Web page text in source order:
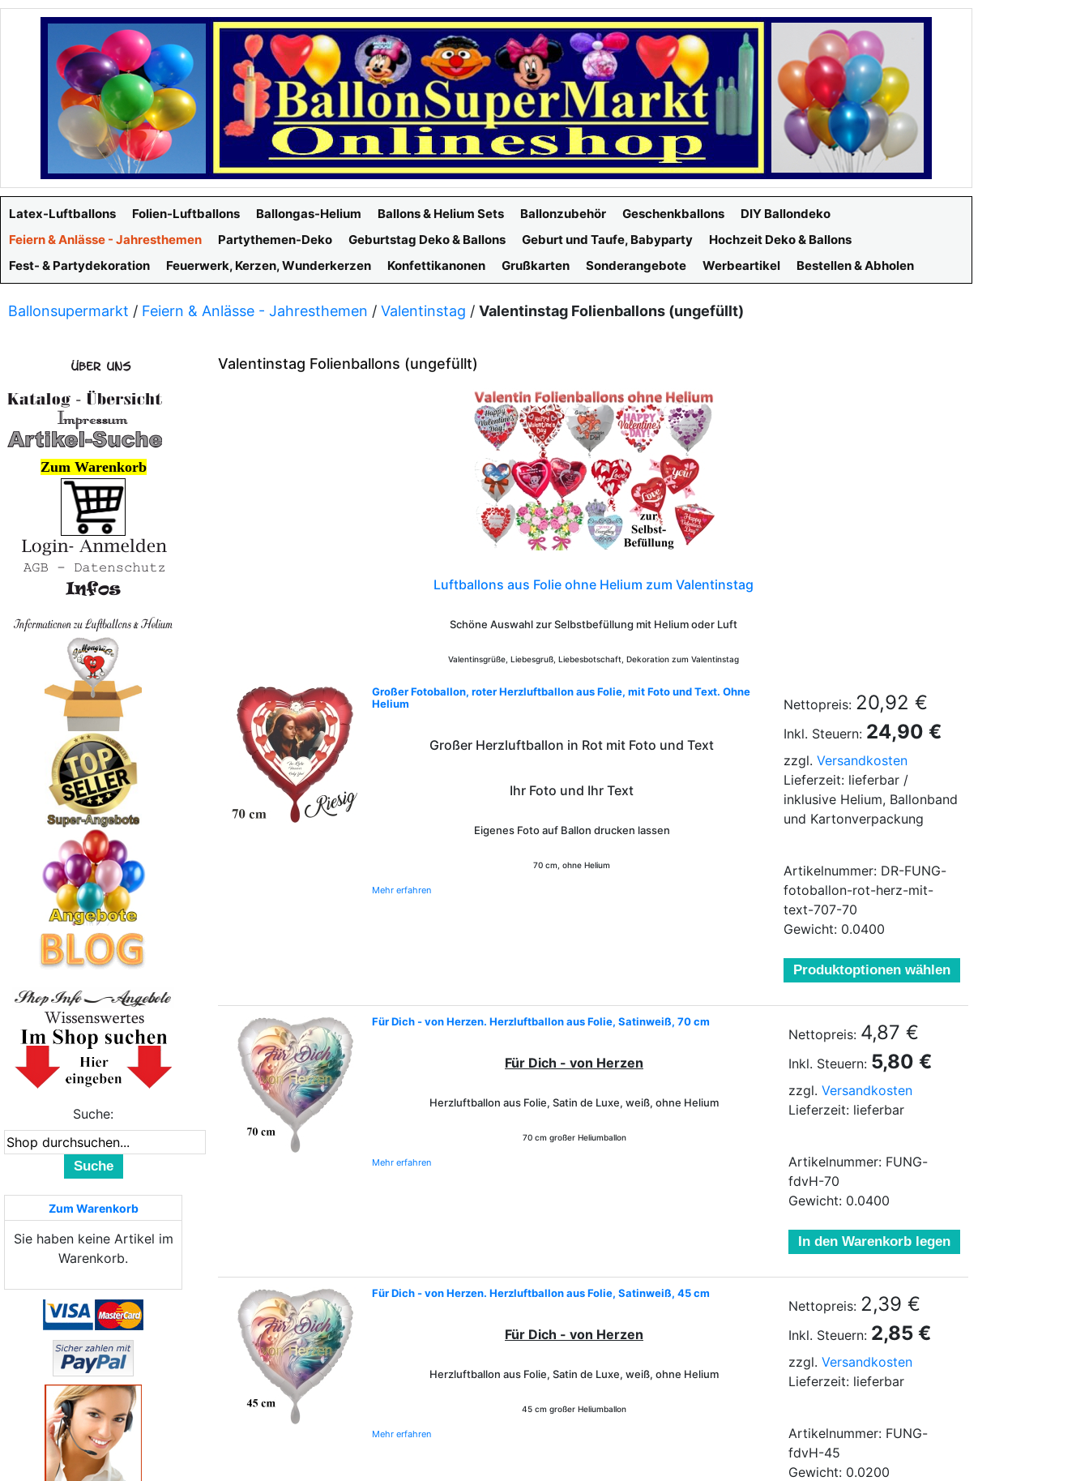
Latex-Luftballons Folien-Luftballons Ballongas-Helium Ballons & Helium Sets Ballonzubehör Geschenkballons
DIY Ballondeko
Feiern & Anlässe - Jahresthemen
Partythemen-Deko Geburtstag Deko & Ballons Geburt und Taufe, Babyparty
Hochzeit Deko & Ballons
Fest- & Partydekoration
Feuerwerk, Kerzen, Wunderkerzen Konfettikanonen Grußkarten Sonderangebote Werbeartikel Bestellen & Abholen
Ballonsupermarkt / Feiern & Anlässe - Jahresthemen / Valentinstag / Valentinstag Folienballons (ungefüllt)
Valentinstag Folienballons (ungefüllt)
Luftballons aus Folie ohneHelium zum Valentinstag
Schöne Auswahl zur Selbstbefüllung mit Helium oder Luft
Valentinsgrüße, Liebesgruß, Liebesbotschaft, Dekoration zum Valentinstag
Großer Fotoballon, roter Herzluftballon aus Folie, mit Foto und Text. Ohne
Helium
Großer Herzluftballon in Rot mit Foto und Text
Ihr Foto und Ihr Text
Eigenes Foto auf Ballon drucken lassen
70 cm, ohne Helium
Mehr erfahren
Nettopreis: 20,92 €
Inkl. Steuern: 24,90 €
zzgl. Versandkosten
Lieferzeit: lieferbar /
inklusive Helium, Ballonband
und Kartonverpackung
Artikelnummer: DR-FUNG-
fotoballon-rot-herz-mit-
text-707-70
Gewicht: 0.0400
Produktoptionen wählen
Für Dich - von Herzen. Herzluftballon aus Folie, Satinweiß, 70 cm
Für Dich - von Herzen
Herzluftballon aus Folie, Satin de Luxe, weiß, ohne Helium
70 cm großer Heliumballon
Mehr erfahren
Nettopreis: 4,87 €
Inkl. Steuern: 5,80 €
zzgl. Versandkosten
Lieferzeit: lieferbar
Artikelnummer: FUNG-
fdvH-70
Gewicht: 0.0400
In den Warenkorb legen
Für Dich - von Herzen. Herzluftballon aus Folie, Satinweiß, 45 cm
Für Dich - von Herzen
Herzluftballon aus Folie, Satin de Luxe, weiß, ohne Helium
45 cm großer Heliumballon
Mehr erfahren
Nettopreis: 2,39 €
Inkl. Steuern: 2,85 €
zzgl. Versandkosten
Lieferzeit: lieferbar
Artikelnummer: FUNG-
fdvH-45
Gewicht: 0.0200
Zum Warenkorb
Suche:
Suche
Zum Warenkorb
Sie haben keine Artikel im
Warenkorb.